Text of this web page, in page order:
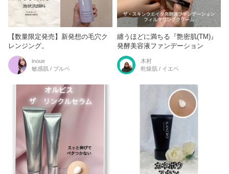
【数量限定発売】新発想の毛穴ク
レンジング。
inoue
敏感肌 / ブルベ
纏うほどに満ちる『艶密肌(TM)』
発酵美容液ファンデーション
木村
乾燥肌 / イエベ